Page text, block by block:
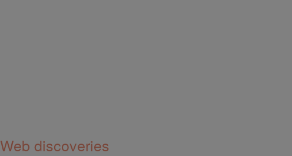
Web discoveries